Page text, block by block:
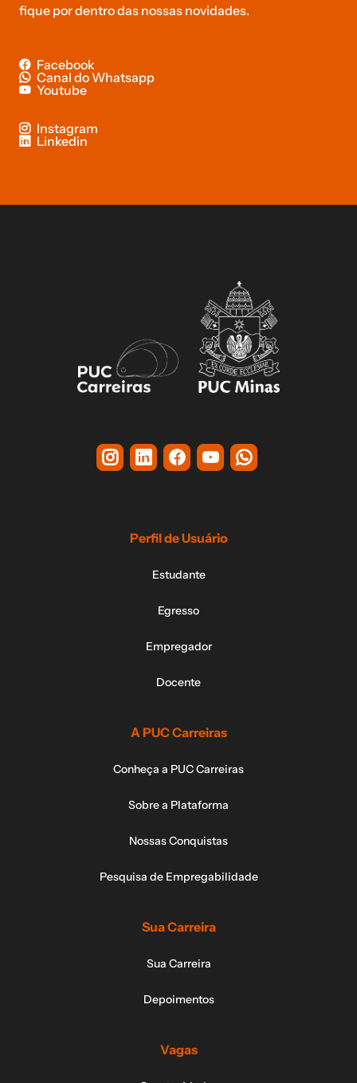
fique por dentro das nossas novidades.
Facebook
Canal do Whatsapp
Youtube
Instagram
Linkedin
Perfil de Usuário
Estudante
Egresso
Empregador
Docente
A PUC Carreiras
Conheça a PUC Carreiras
Sobre a Plataforma
Nossas Conquistas
Pesquisa de Empregabilidade
Sua Carreira
Sua Carreira
Depoimentos
Vagas